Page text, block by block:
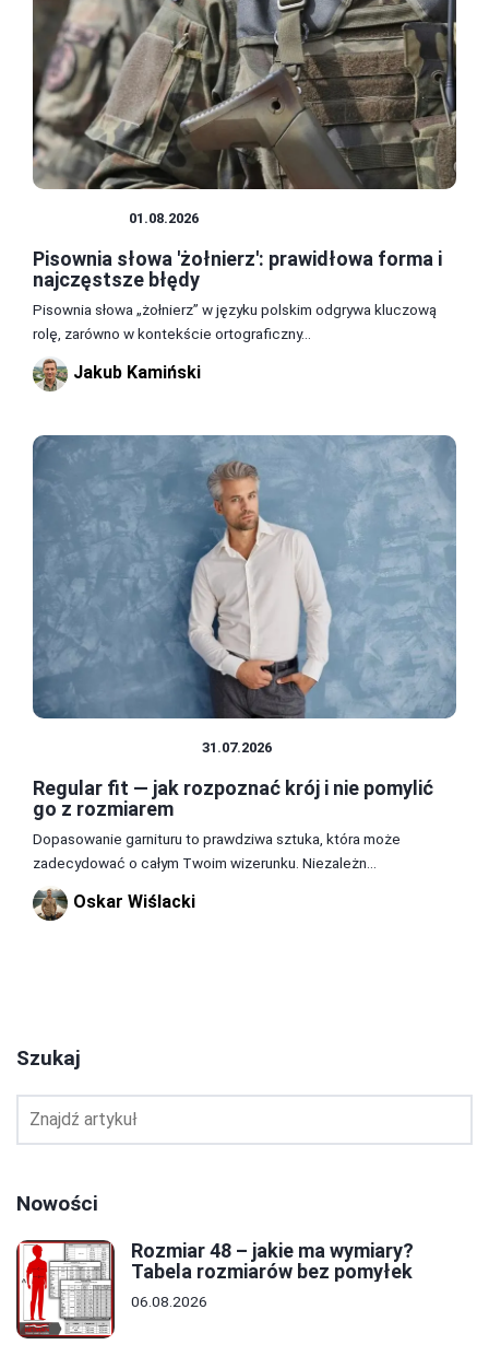
01.08.2026
Pisownia słowa 'żołnierz': prawidłowa forma i
najczęstsze błędy
Pisownia słowa „żołnierz” w języku polskim odgrywa kluczową
rolę, zarówno w kontekście ortograficzny...
Jakub Kamiński
31.07.2026
Regular fit — jak rozpoznać krój i nie pomylić
go z rozmiarem
Dopasowanie garnituru to prawdziwa sztuka, która może
zadecydować o całym Twoim wizerunku. Niezależn...
Oskar Wiślacki
Szukaj
Nowości
Rozmiar 48 – jakie ma wymiary?
Tabela rozmiarów bez pomyłek
06.08.2026